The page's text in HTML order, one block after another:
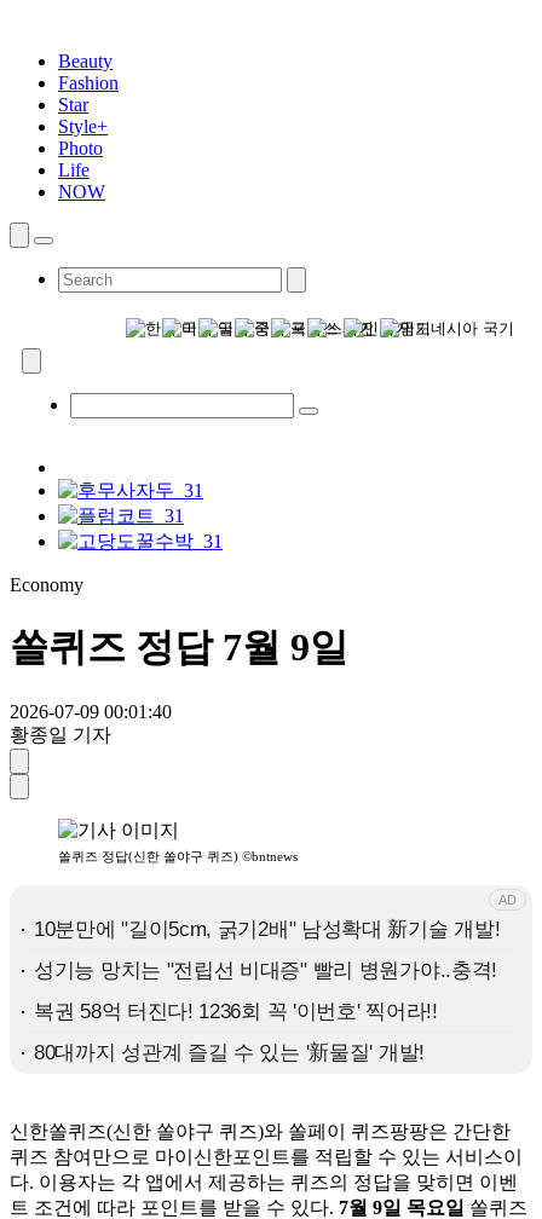
Beauty
Fashion
Star
Style+
Photo
Life
NOW
Economy
쏠퀴즈 정답 7월 9일
2026-07-09 00:01:40
황종일 기자
쏠퀴즈 정답(신한 쏠야구 퀴즈) ©bntnews
신한쏠퀴즈(신한 쏠야구 퀴즈)와 쏠페이 퀴즈팡팡은 간단한
퀴즈 참여만으로 마이신한포인트를 적립할 수 있는 서비스이
다. 이용자는 각 앱에서 제공하는 퀴즈의 정답을 맞히면 이벤
트 조건에 따라 포인트를 받을 수 있다. 7월 9일 목요일 쏠퀴즈